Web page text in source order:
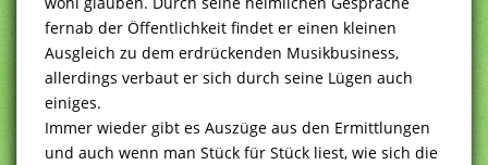
fernab der Öffentlichkeit findet er einen kleinen
Ausgleich zu dem erdrückenden Musikbusiness,
allerdings verbaut er sich durch seine Lügen auch
einiges.
Immer wieder gibt es Auszüge aus den Ermittlungen
und auch wenn man Stück für Stück liest, wie sich die